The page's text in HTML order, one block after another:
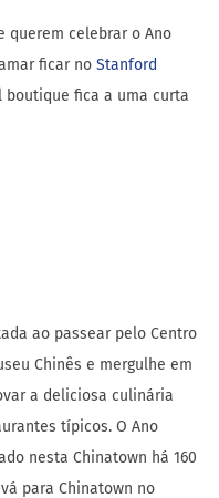
querem celebrar o Ano
ficar no Stanford
boutique fica a uma curta
ao passear pelo Centro
Chinês e mergulhe em
a deliciosa culinária
típicos. O Ano
nesta Chinatown há 160
para Chinatown no